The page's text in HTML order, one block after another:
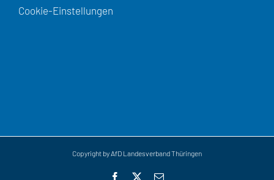
Cookie-Einstellungen
Copyright by AfD Landesverband Thüringen
Facebook E-